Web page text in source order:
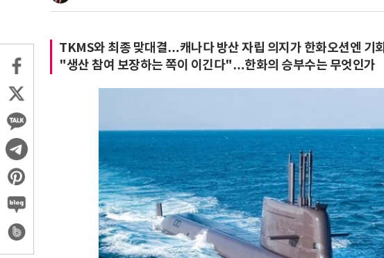
TKMS와 최종 맞대결…캐나다 방산 자립 의지가 한화오션엔 기회
"생산 참여 보장하는 쪽이 이긴다"…한화의 승부수는 무엇인가